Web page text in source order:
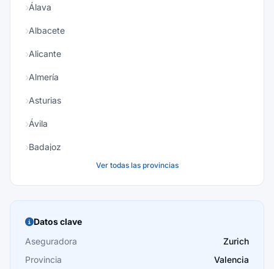
Álava
Albacete
Alicante
Almería
Asturias
Ávila
Badajoz
Burgos
Cáceres
Cádiz
Ver todas las provincias
Datos clave
Aseguradora
Zurich
Provincia
Valencia